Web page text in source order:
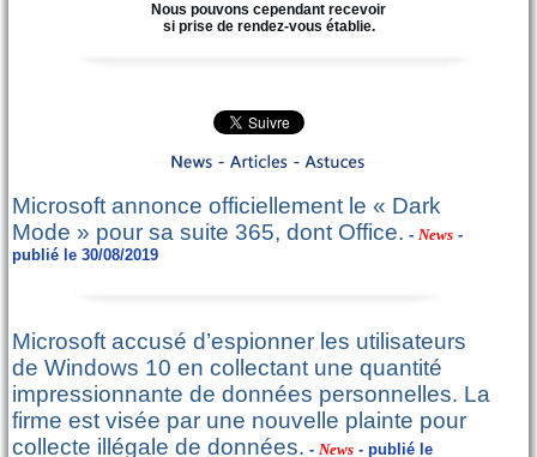
Nous pouvons cependant recevoir
si prise de rendez-vous établie.
Microsoft annonce officiellement le « Dark
Mode » pour sa suite 365, dont Office. - News -
publié le 30/08/2019
Microsoft accusé d’espionner les utilisateurs
de Windows 10 en collectant une quantité
impressionnante de données personnelles. La
firme est visée par une nouvelle plainte pour
collecte illégale de données. - News - publié le